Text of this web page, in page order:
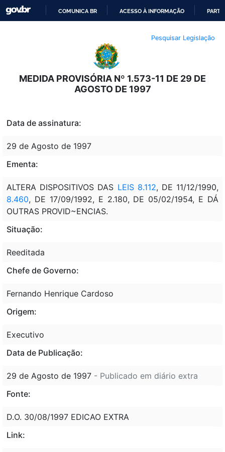
O
CONTEÚDO
COMUNICA BR ACESSO À INFORMAÇÃO
Pesquisar Legislação
MEDIDA PROVISÓRIA Nº 1.573-11 DE 29 DE
AGOSTO DE 1997
Data de assinatura:
29 de Agosto de 1997
Ementa:
ALTERA DISPOSITIVOS DAS LEIS 8.112, DE 11/12/1990,
8.460, DE 17/09/1992, E 2.180, DE 05/02/1954, E DÁ
OUTRAS PROVID~ENCIAS.
Situação:
Reeditada
Chefe de Governo:
Fernando Henrique Cardoso
Origem:
Executivo
Data de Publicação:
29 de Agosto de 1997 - Publicado em diário extra
Fonte:
D.O. 30/08/1997 EDICAO EXTRA
Link: